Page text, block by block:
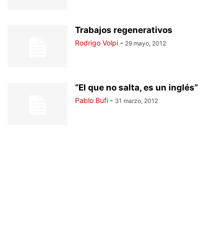
Trabajos regenerativos
Rodrigo Volpi - 29 mayo, 2012
“El que no salta, es un inglés”
Pablo Bufi - 31 marzo, 2012